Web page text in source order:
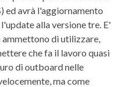
) ed avrà l'aggiornamento
alla versione tre. E'
ammettono di utilizzare,
che fa il lavoro quasi
di outboard nelle
ma come